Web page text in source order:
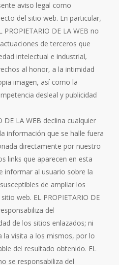
aviso legal como
del sitio web. En particular,
DE LA WEB no
de terceros que
intelectual e industrial,
al honor, a la intimidad
imagen, así como la
desleal y publicidad
DE LA WEB declina cualquier
información que se halle fuera
directamente por nuestro
links que aparecen en esta
informar al usuario sobre la
de ampliar los
web. EL PROPIETARIO DE
del
de los sitios enlazados; ni
la visita a los mismos, por lo
del resultado obtenido. EL
se responsabiliza del